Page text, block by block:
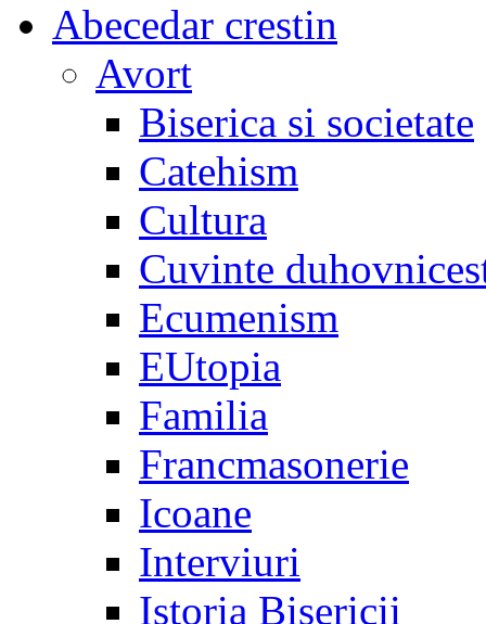
Abecedar crestin
Avort
Biserica si societate
Catehism
Cultura
Cuvinte
Ecumenism
EUtopia
Familia
Francmasonerie
Icoane
Interviuri
Istoria Bisericii